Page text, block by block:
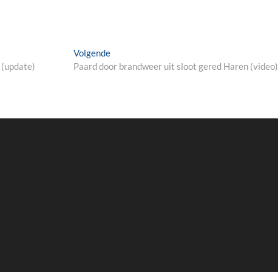
VolgendeNext
post:
Paard door brandweer uit sloot gered Haren (video)